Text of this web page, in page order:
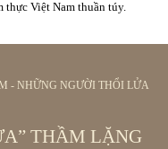
thực Việt Nam thuần túy.
THẦM LẶNG